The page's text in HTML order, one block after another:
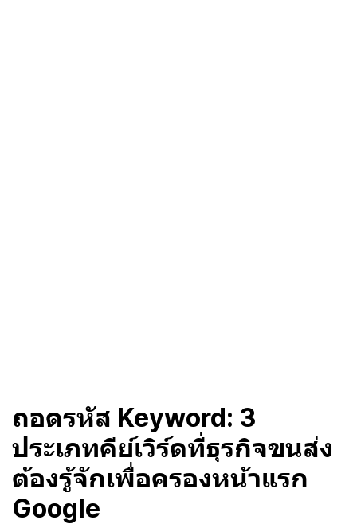
ถอดรหัส Keyword: 3
ประเภทคีย์เวิร์ดที่ธุรกิจขนส่ง
ต้องรู้จักเพื่อครองหน้าแรก
Google